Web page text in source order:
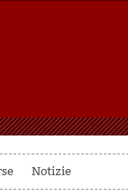
Notizie